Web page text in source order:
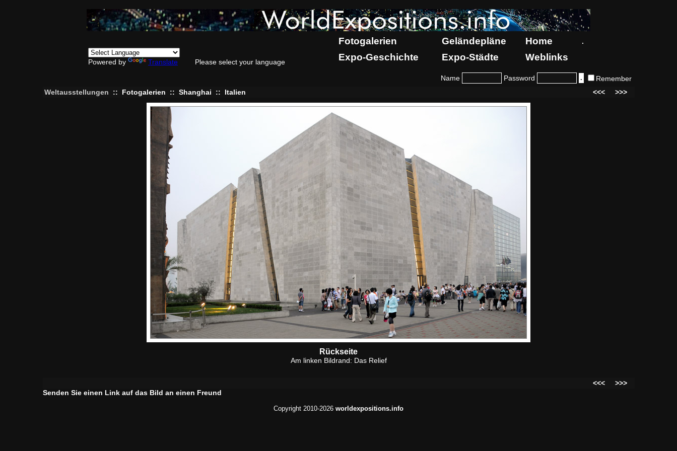
Powered by Translate Please select your language
Fotogalerien Geländepläne Home .
Expo-Geschichte Expo-Städte Weblinks
Name Password
Remember
Weltausstellungen
:: Fotogalerien :: Shanghai :: Italien <<< >>>
Rückseite
Am linken Bildrand: Das Relief
<<<
>>>
Senden Sie einen Link auf das Bild an einen Freund
Copyright 2010-2026 worldexpositions.info